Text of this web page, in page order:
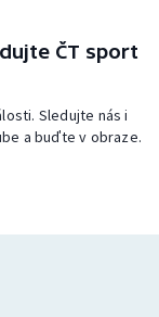
ČT sport
Sledujte nás i
a buďte v obraze.